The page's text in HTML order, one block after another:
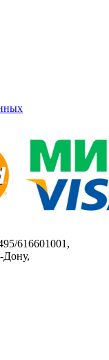
616601001,
Дону,